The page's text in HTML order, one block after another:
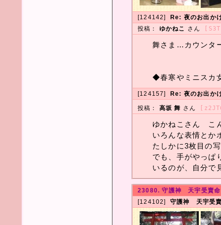
[124142]
Re: 夜のお出か
投稿： ゆかねこ さん
舞さま…カウンタ
◆春寒やミニスカ
[124157] Re: 夜のお出か
投稿： 高坂 舞 さん
ゆかねこさん こ
いろんな表情とか
たしかに3枚目の
でも、手がやっぱ
いるのが、自分で
23080. 守護神 天宇受賣
[124102] 守護神 天宇受